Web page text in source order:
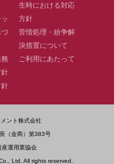
づ
生時における対応
方針
苦情処理・紛争解
決措置について
ご利用にあたって
ント株式会社
（金商）第383号
運用業協会
Ltd. All rights reserved.